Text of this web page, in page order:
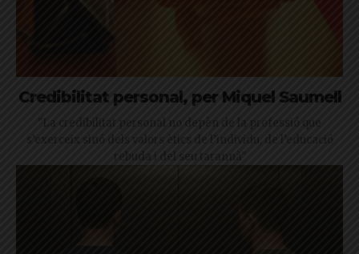
Credibilitat personal, per Miquel Saumell
"La credibilitat personal no depèn de la professió que
s’exerceix sinó dels valors ètics de l’individu, de l’educació
rebuda i del seu tarannà"